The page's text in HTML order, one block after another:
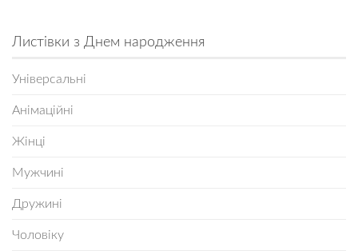
Листівки з Днем народження
Універсальні
Анімаційні
Жінці
Мужчині
Дружині
Чоловіку